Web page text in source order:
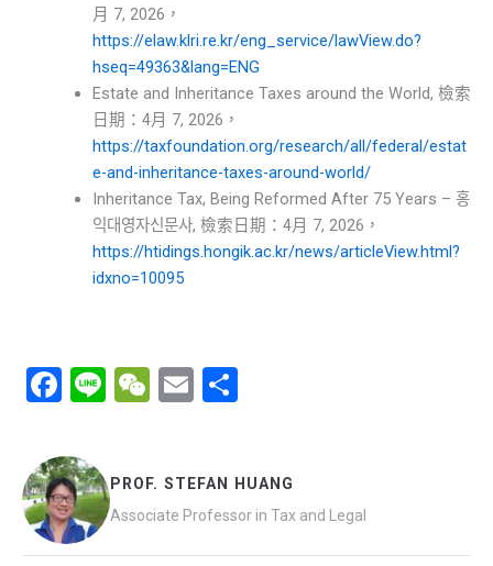
月 7, 2026，
https://elaw.klri.re.kr/eng_service/lawView.do?
hseq=49363&lang=ENG
Estate and Inheritance Taxes around the World, 檢索
日期：4月 7, 2026，
https://taxfoundation.org/research/all/federal/estat
e-and-inheritance-taxes-around-world/
Inheritance Tax, Being Reformed After 75 Years – 홍
익대영자신문사, 檢索日期：4月 7, 2026，
https://htidings.hongik.ac.kr/news/articleView.html?
idxno=10095
F
ce
b
o
Li
W
h
at
E
PROF. STEFAN HUANG
Associate Professor in Tax and Legal